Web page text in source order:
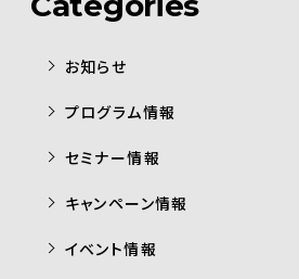
お知らせ
プログラム情報
セミナー情報
キャンペーン情報
イベント情報